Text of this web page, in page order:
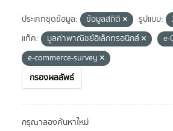
ประเภทชุดข้อมูล: ข้อมูลสถิติ รูปแบบ:
แท็ค:
มูลค่าพาณิชย์อิเล็กทรอนิกส์ e-
e-commerce-survey
กรองผลลัพธ์
กรุณาลองค้นหาใหม่